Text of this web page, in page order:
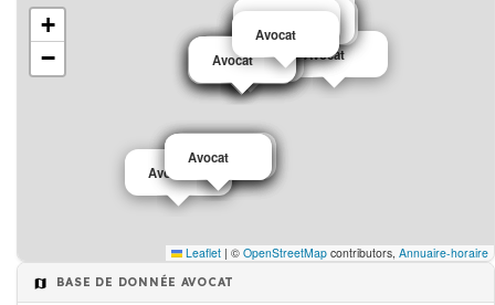
Avocat
Avocat
Avocat
Avocat
Avocat
Avocat
Avocat
Avocat
Avocat
Avocat
Avocat
Avocat
Avocat
Avocat
Avocat
Avocat
+
−
Leaflet | © OpenStreetMap contributors, Annuaire-horaire
BASE DE DONNÉE AVOCAT